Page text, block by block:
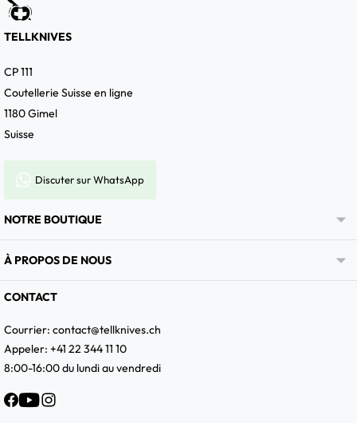
TELLKNIVES
CP 111
Coutellerie Suisse en ligne
1180 Gimel
Suisse
Discuter sur WhatsApp
NOTRE BOUTIQUE 
À PROPOS DE NOUS 
CONTACT
Courrier: contact@tellknives.ch
Appeler: +41 22 344 11 10
8:00-16:00 du lundi au vendredi